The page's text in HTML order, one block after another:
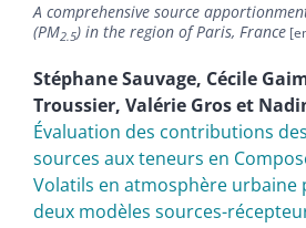
A comprehensive source
(PM2.5) in the region of Paris, France
StéphaneSauvage, Cécile
Troussier, Valérie Groset
Évaluation des contributions
sources aux teneurs en
Volatils en atmosphère urbaine
deux modèles sources-